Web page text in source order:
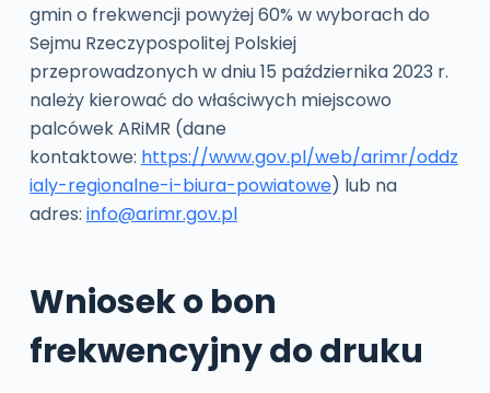
gmin o frekwencji powyżej 60% w wyborach do
Sejmu Rzeczypospolitej Polskiej
przeprowadzonych w dniu 15 października 2023 r.
należy kierować do właściwych miejscowo
palcówek ARiMR (dane
kontaktowe: https://www.gov.pl/web/arimr/oddz
ialy-regionalne-i-biura-powiatowe) lub na
adres: info@arimr.gov.pl
Wniosek o bon
frekwencyjny do druku